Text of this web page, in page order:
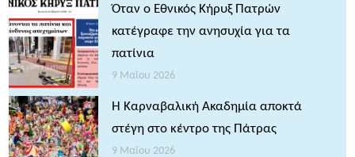
Όταν ο Εθνικός Κήρυξ Πατρών
κατέγραφε την ανησυχία για τα
πατίνια
9 Μαΐου 2026
Η Καρναβαλική Ακαδημία αποκτά
στέγη στο κέντρο της Πάτρας
9 Μαΐου 2026